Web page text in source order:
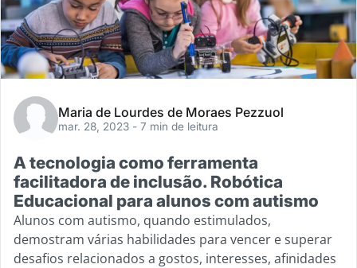
Maria de Lourdes de Moraes Pezzuol
mar. 28, 2023 - 7 min de leitura
A tecnologia como ferramenta
facilitadora de inclusão. Robótica
Educacional para alunos com autismo
Alunos com autismo, quando estimulados,
demostram várias habilidades para vencer e superar
desafios relacionados a gostos, interesses, afinidades